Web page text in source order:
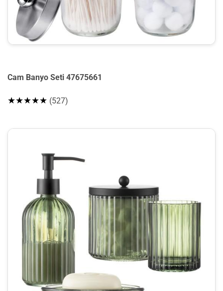
Cam Banyo Seti 47675661
★★★★★ (527)